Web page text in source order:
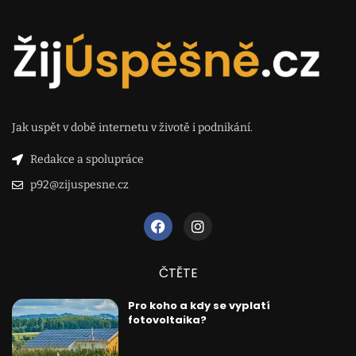
Jak uspět v době internetu v životě i podnikání.
Redakce a spolupráce
p92@zijuspesne.cz
ČTĚTE
Pro koho a kdy se vyplatí
fotovoltaika?